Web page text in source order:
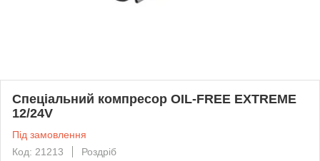
Спеціальний компресор OIL-FREE EXTREME
12/24V
Під замовлення
Код: 21213
Роздріб